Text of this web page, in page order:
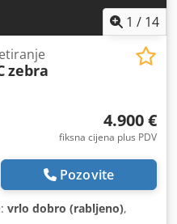
1 / 14
zebra
4.900 €
fiksna cijena plus PDV
Pozovite
vrlo dobro (rabljeno),